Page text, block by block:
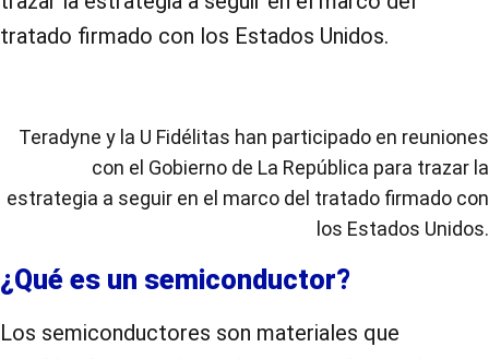
tratado firmado con los Estados Unidos.
Teradyne y la U Fidélitas han participado en reuniones
con el Gobierno de La República para trazar la
estrategia a seguir en el marco del tratado firmado con
los Estados Unidos.
¿Qué es un semiconductor?
Los semiconductores son materiales que